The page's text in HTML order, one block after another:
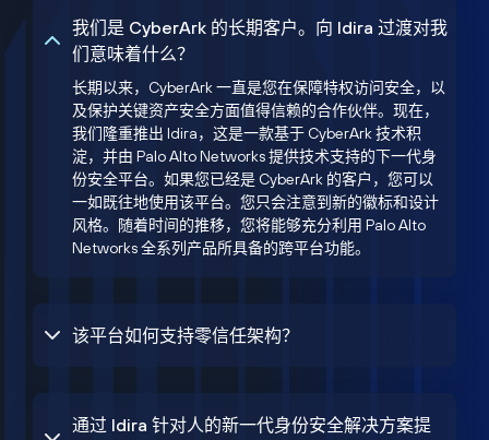
我们是 CyberArk 的长期客户。向 Idira 过渡对我
们意味着什么？
长期以来，CyberArk 一直是您在保障特权访问安全，以
及保护关键资产安全方面值得信赖的合作伙伴。现在，
我们隆重推出 Idira，这是一款基于 CyberArk 技术积
淀，并由 Palo Alto Networks 提供技术支持的下一代身
份安全平台。如果您已经是 CyberArk 的客户，您可以
一如既往地使用该平台。您只会注意到新的徽标和设计
风格。随着时间的推移，您将能够充分利用 Palo Alto
Networks 全系列产品所具备的跨平台功能。
该平台如何支持零信任架构？
通过 Idira 针对人的新一代身份安全解决方案提